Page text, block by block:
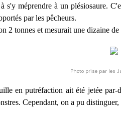
à s'y méprendre à un plésiosaure.
par les pêcheurs.
2 tonnes et mesurait une dizaine de
Photo prise par les
en putréfaction ait été jetée
Cependant, on a pu